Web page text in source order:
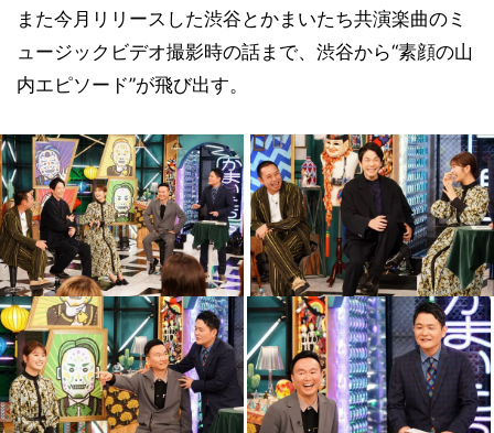
また今月リリースした渋谷とかまいたち共演楽曲のミ
ュージックビデオ撮影時の話まで、渋谷から“素顔の山
内エピソード”が飛び出す。